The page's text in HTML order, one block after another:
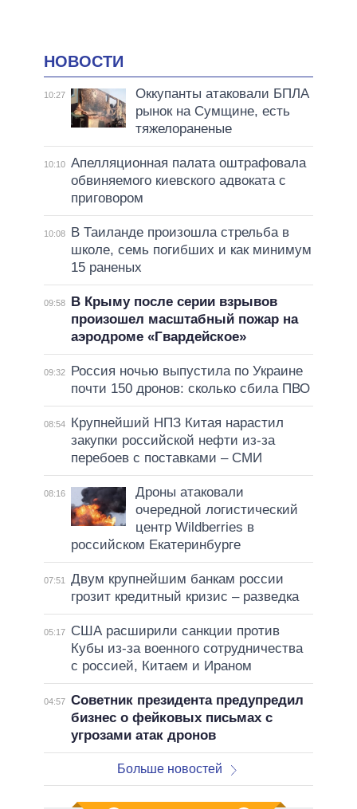
НОВОСТИ
10:27
Оккупанты атаковали БПЛА
рынок на Сумщине, есть
тяжелораненые
10:10 Апелляционная палата оштрафовала
обвиняемого киевского адвоката с
приговором
10:08
В Таиланде произошла стрельба в
школе, семь погибших и как минимум
15 раненых
09:58
В Крыму после серии взрывов
произошел масштабный пожар на
аэродроме «Гвардейское»
09:32
Россия ночью выпустила по Украине
почти 150 дронов: сколько сбила ПВО
08:54
Крупнейший НПЗ Китая нарастил
закупки российской нефти из-за
перебоев с поставками – СМИ
08:16
Дроны атаковали
очередной логистический
центр Wildberries в
российском Екатеринбурге
07:51
Двум крупнейшим банкам россии
грозит кредитный кризис – разведка
05:17
США расширили санкции против
Кубы из-за военного сотрудничества
с россией, Китаем и Ираном
04:57 Советник президента предупредил
бизнес о фейковых письмах с
угрозами атак дронов
Больше новостей